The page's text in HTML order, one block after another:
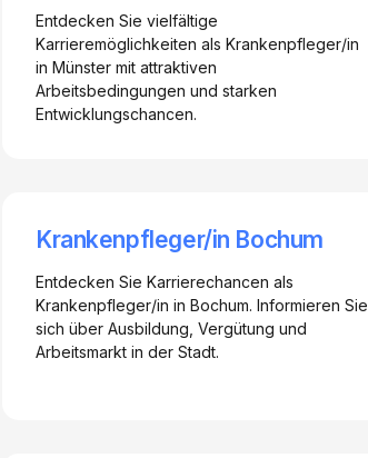
Entdecken Sie vielfältige
Karrieremöglichkeiten als Krankenpfleger/in
in Münster mit attraktiven
Arbeitsbedingungen und starken
Entwicklungschancen.
Krankenpfleger/in Bochum
Entdecken Sie Karrierechancen als
Krankenpfleger/in in Bochum. Informieren Sie
sich über Ausbildung, Vergütung und
Arbeitsmarkt in der Stadt.